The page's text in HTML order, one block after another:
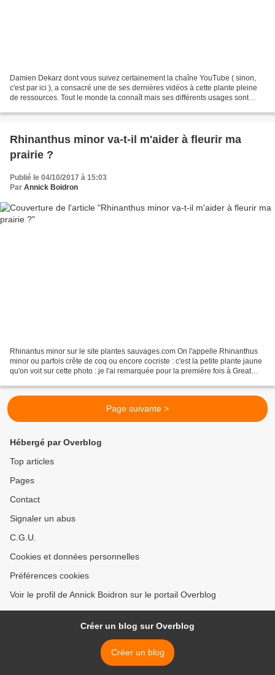
Damien Dekarz dont vous suivez certainement la chaîne YouTube ( sinon,
c'est par ici ), a consacré une de ses dernières vidéos à cette plante pleine
de ressources. Tout le monde la connaît mais ses différents usages sont
Rhinanthus minor va-t-il m'aider à fleurir ma
prairie ?
Publié le 04/10/2017 à 15:03
Par Annick Boidron
Rhinantus minor sur le site plantes sauvages.com On l'appelle Rhinanthus
minor ou parfois crête de coq ou encore cocriste : c'est la petite plante jaune
qu'on voit sur cette photo : je l'ai remarquée pour la première fois à Great
Page suivante >
Hébergé par Overblog
Top articles
Pages
Contact
Signaler un abus
C.G.U.
Cookies et données personnelles
Préférences cookies
Voir le profil de Annick Boidron sur le portail Overblog
Créer un blog sur Overblog
Créer un blog